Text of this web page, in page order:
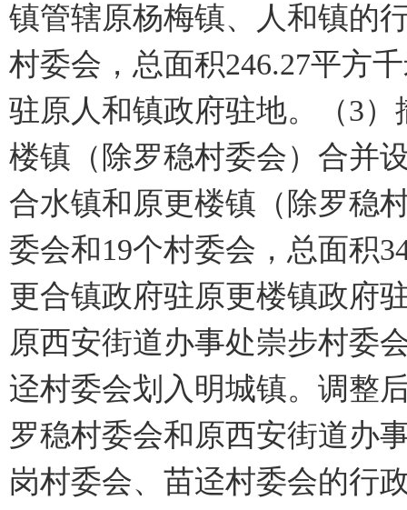
镇管辖原杨梅镇、人和镇的
村委会，总面积246.27平方
驻原人和镇政府驻地。（3
楼镇（除罗稳村委会）合并
合水镇和原更楼镇（除罗稳
委会和19个村委会，总面积
更合镇政府驻原更楼镇政府
原西安街道办事处崇步村委
迳村委会划入明城镇。调整
罗稳村委会和原西安街道办
岗村委会、苗迳村委会的行